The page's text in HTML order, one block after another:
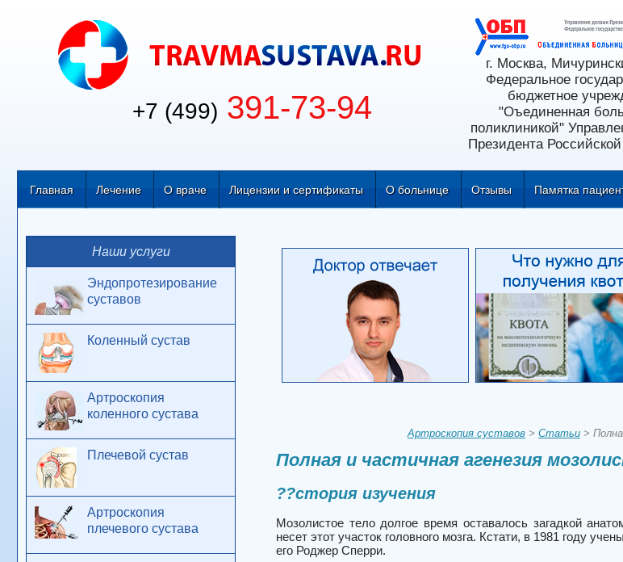
+7 (499) 391-73-94
г. Москва,
Федеральное
бюджетное
"Оъединенная
поликлиникой"
Президента
Главная Лечение О враче Лицензии и сертификаты О больнице Отзывы Памятка
Артроскопия суставов > Статьи >
Полная и частичная агенезия
??стория изучения
Мозолистое тело долгое время оставалось загадкой
несет этот участок головного мозга. Кстати, в 1981 году
его Роджер Сперри.
Наши услуги
Эндопротезирование
суставов
Коленный сустав
Артроскопия
коленного сустава
Плечевой сустав
Артроскопия
плечевого сустава